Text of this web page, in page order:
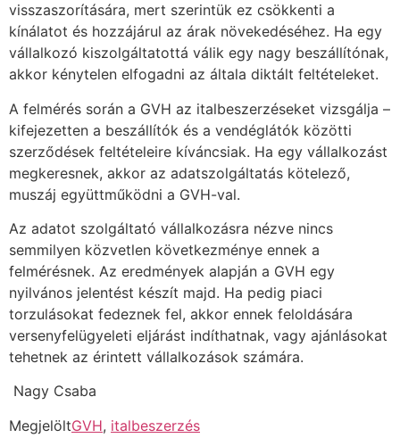
visszaszorítására, mert szerintük ez csökkenti a
kínálatot és hozzájárul az árak növekedéséhez. Ha egy
vállalkozó kiszolgáltatottá válik egy nagy beszállítónak,
akkor kénytelen elfogadni az általa diktált feltételeket.
A felmérés során a GVH az italbeszerzéseket vizsgálja –
kifejezetten a beszállítók és a vendéglátók közötti
szerződések feltételeire kíváncsiak. Ha egy vállalkozást
megkeresnek, akkor az adatszolgáltatás kötelező,
muszáj együttműködni a GVH-val.
Az adatot szolgáltató vállalkozásra nézve nincs
semmilyen közvetlen következménye ennek a
felmérésnek. Az eredmények alapján a GVH egy
nyilvános jelentést készít majd. Ha pedig piaci
torzulásokat fedeznek fel, akkor ennek feloldására
versenyfelügyeleti eljárást indíthatnak, vagy ajánlásokat
tehetnek az érintett vállalkozások számára.
Nagy Csaba
MegjelöltGVH, italbeszerzés